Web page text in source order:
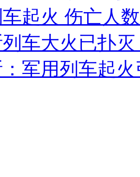
多人 警民合力深夜将其击毙
老人 痛下狠手拳打脚踢
起火 伤亡人
车大火已扑
军用列车起